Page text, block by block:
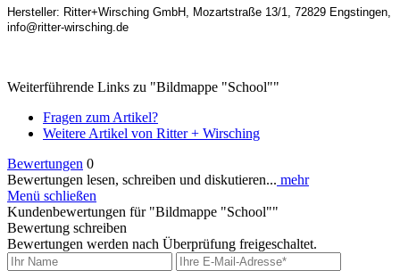
Hersteller: Ritter+Wirsching GmbH, Mozartstraße 13/1, 72829 Engstingen,
info@ritter-wirsching.de
Weiterführende Links zu "Bildmappe "School""
Fragen zum Artikel?
Weitere Artikel von Ritter + Wirsching
Bewertungen 0
Bewertungen lesen, schreiben und diskutieren... mehr
Menü schließen
Kundenbewertungen für "Bildmappe "School""
Bewertung schreiben
Bewertungen werden nach Überprüfung freigeschaltet.